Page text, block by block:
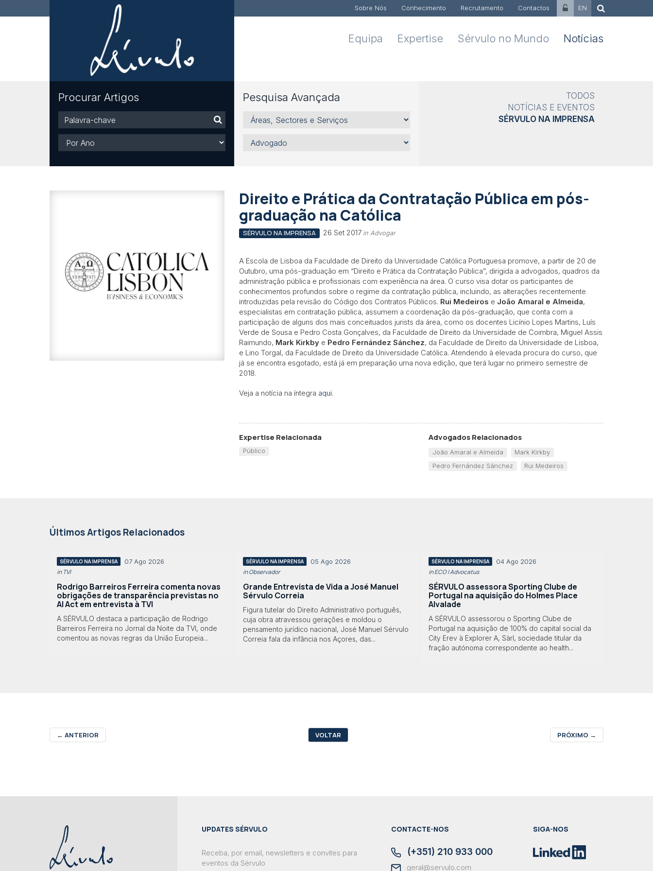
Sobre Nós Conhecimento Recrutamento Contactos EN
Equipa Expertise Sérvulo no Mundo Notícias
Procurar Artigos
Palavra-
chave
Ano
Pesquisa Avançada
Áreas,
Sectores
Serviços
Advogado
TODOS
NOTÍCIAS E EVENTOS
SÉRVULO NA IMPRENSA
Direito e Prática da Contratação Pública em pós-
graduação na Católica
SÉRVULO NA IMPRENSA 26 Set 2017 in Advogar
A Escola de Lisboa da Faculdade de Direito da Universidade Católica Portuguesa promove, a partir de 20 de
Outubro, uma pós-graduação em “Direito e Prática da Contratação Pública”, dirigida a advogados, quadros da
administração pública e profissionais com experiência na área. O curso visa dotar os participantes de
conhecimentos profundos sobre o regime da contratação pública, incluindo, as alterações recentemente
introduzidas pela revisão do Código dos Contratos Públicos. Rui Medeiros e João Amaral e Almeida,
especialistas em contratação pública, assumem a coordenação da pós-graduação, que conta com a
participação de alguns dos mais conceituados jurists da área, como os docentes Licínio Lopes Martins, Luís
Verde de Sousa e Pedro Costa Gonçalves, da Faculdade de Direito da Universidade de Coimbra, Miguel Assis
Raimundo, Mark Kirkby e Pedro Fernández Sánchez, da Faculdade de Direito da Universidade de Lisboa,
e Lino Torgal, da Faculdade de Direito da Universidade Católica. Atendendo à elevada procura do curso, que
já se encontra esgotado, está já em preparação uma nova edição, que terá lugar no primeiro semestre de
2018.
Veja a notícia na íntegra aqui.
Expertise Relacionada
Público
Advogados Relacionados
João Amaral e Almeida
Mark Kirkby
Pedro Fernández Sánchez
Rui Medeiros
Últimos Artigos Relacionados
SÉRVULO NA IMPRENSA 07 Ago 2026
in TVI
Rodrigo Barreiros Ferreira comenta novas
obrigações de transparência previstas no
AI Act em entrevista à TVI
A SÉRVULO destaca a participação de Rodrigo
Barreiros Ferreira no Jornal da Noite da TVI, onde
comentou as novas regras da União Europeia...
SÉRVULO NA IMPRENSA 05 Ago 2026
in Observador
Grande Entrevista de Vida a José Manuel
Sérvulo Correia
Figura tutelar do Direito Administrativo português,
cuja obra atravessou gerações e moldou o
pensamento jurídico nacional, José Manuel Sérvulo
Correia fala da infância nos Açores, das...
SÉRVULO NA IMPRENSA 04 Ago 2026
in ECO | Advocatus
SÉRVULO assessora Sporting Clube de
Portugal na aquisição do Holmes Place
Alvalade
A SÉRVULO assessorou o Sporting Clube de
Portugal na aquisição de 100% do capital social da
City Erev à Explorer A, Sàrl, sociedade titular da
fração autónoma correspondente ao health...
← ANTERIOR VOLTAR PRÓXIMO →
UPDATES SÉRVULO
Receba, por email, newsletters e convites para
eventos da Sérvulo
CONTACTE-NOS
(+351) 210 933 000
geral@servulo.com
SIGA-NOS